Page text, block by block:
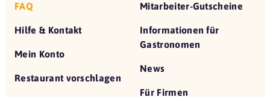
FAQ
Hilfe & Kontakt
Mein Konto
Restaurant vorschlagen
Mitarbeiter-Gutscheine
Informationen für
Gastronomen
News
Für Firmen